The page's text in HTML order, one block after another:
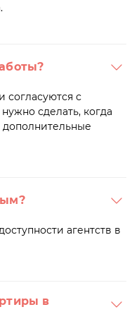
согласуются с
сделать, когда
агентств в
в